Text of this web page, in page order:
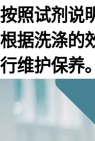
按照试剂说
根据洗涤的
行维护保养。